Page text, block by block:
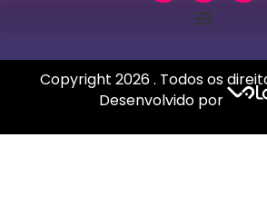
Copyright 2026. Todos os
Desenvolvido por